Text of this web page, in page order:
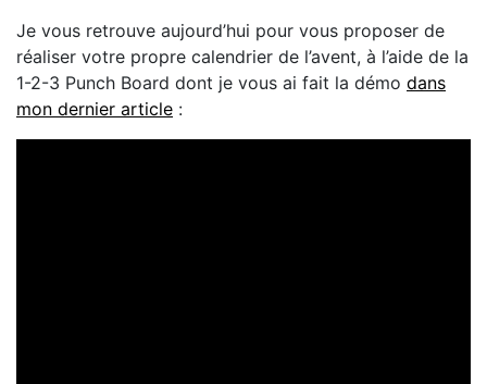
Je vous retrouve aujourd’hui pour vous proposer de
réaliser votre propre calendrier de l’avent, à l’aide de la
1-2-3 Punch Board dont je vous ai fait la démo dans
mon dernier article :